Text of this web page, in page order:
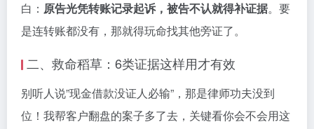
白： 原告光凭转账记录起诉，被告不认就得补证据。要
是连转账都没有，那就得玩命找其他旁证了。
二、救命稻草：6类证据这样用才有效
别听人说”现金借款没证人必输”，那是律师功夫没到
位！我帮客户翻盘的案子多了去，关键看你会不会用这